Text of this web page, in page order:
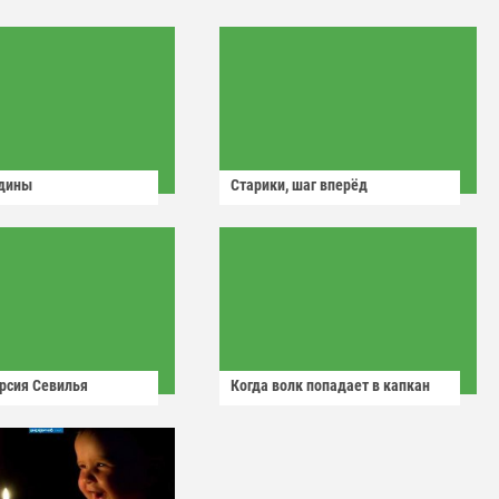
Старики, шаг вперёд
Севилья Когда волк попадает в капкан